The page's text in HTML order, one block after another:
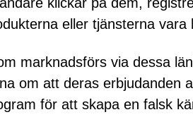
eller tjänsterna vara
marknadsförs via dessa
om att deras erbjudanden
för att skapa en falsk